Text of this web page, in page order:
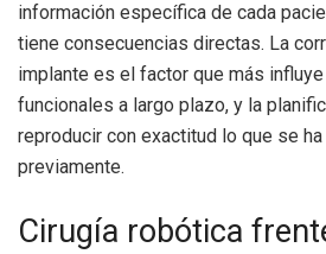
información específica de cada
tiene consecuencias directas. La
implante es el factor que más
funcionales a largo plazo, y la
reproducir con exactitud lo que se
previamente.
Cirugía robótica